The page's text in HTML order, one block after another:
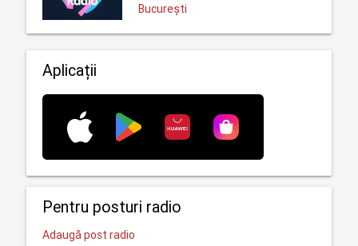
București
Aplicații
Pentru posturi radio
Adaugă post radio